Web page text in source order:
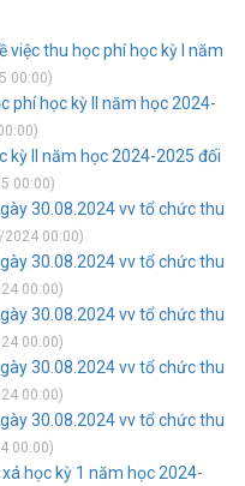
việc thu học phí học kỳ I năm
00:00)
phí học kỳ II năm học 2024-
kỳ II năm học 2024-2025 đối
00:00)
30.08.2024 vv tổ chức thu
00:00)
30.08.2024 vv tổ chức thu
00:00)
30.08.2024 vv tổ chức thu
00:00)
30.08.2024 vv tổ chức thu
00:00)
30.08.2024 vv tổ chức thu
00:00)
học kỳ 1 năm học 2024-